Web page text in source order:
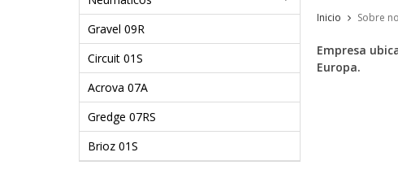
Gravel 09R
Circuit 01S
Acrova 07A
Gredge 07RS
Brioz 01S
Inicio Sobre
Empresa
Europa.